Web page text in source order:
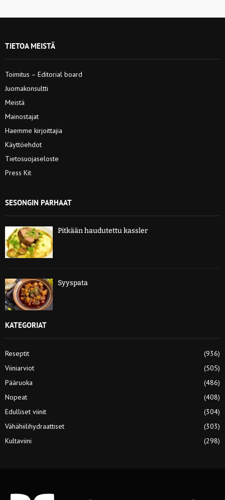
TIETOA MEISTÄ
Toimitus – Editorial board
Juomakonsultti
Meistä
Mainostajat
Haemme kirjoittajia
Käyttöehdot
Tietosuojaseloste
Press Kit
SESONGIN PARHAAT
Pitkään haudutettu kassler
Syyspata
KATEGORIAT
Reseptit
(936)
Viiniarviot
(505)
Pääruoka
(486)
Nopeat
(408)
Edulliset viinit
(304)
Vähähiilihydraattiset
(303)
Kultaviini
(298)